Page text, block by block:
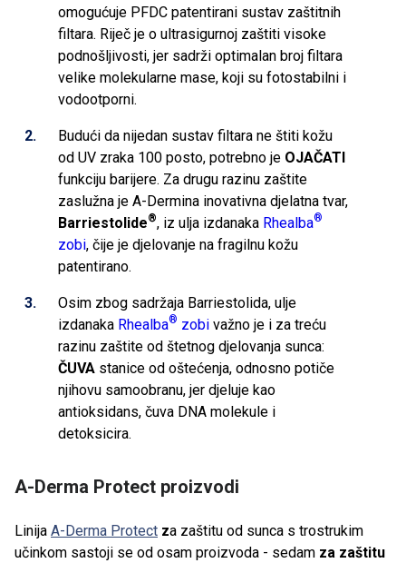
omogućuje PFDC patentirani sustav zaštitnih
filtara. Riječ je o ultrasigurnoj zaštiti visoke
podnošljivosti, jer sadrži optimalan broj filtara
velike molekularne mase, koji su fotostabilni i
vodootporni.
Budući da nijedan sustav filtara ne štiti kožu
od UV zraka 100 posto, potrebno je OJAČATI
funkciju barijere. Za drugu razinu zaštite
zaslužna je A-Dermina inovativna djelatna tvar,
Barriestolide®, iz ulja izdanaka Rhealba®
zobi, čije je djelovanje na fragilnu kožu
patentirano.
Osim zbog sadržaja Barriestolida, ulje
izdanaka Rhealba® zobi važno je i za treću
razinu zaštite od štetnog djelovanja sunca:
ČUVA stanice od oštećenja, odnosno potiče
njihovu samoobranu, jer djeluje kao
antioksidans, čuva DNA molekule i
detoksicira.
A-Derma Protect proizvodi
Linija A-Derma Protect za zaštitu od sunca s trostrukim
učinkom sastoji se od osam proizvoda - sedam za zaštitu